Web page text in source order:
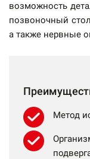
возможность
позвоночный
а также нервные
Метод